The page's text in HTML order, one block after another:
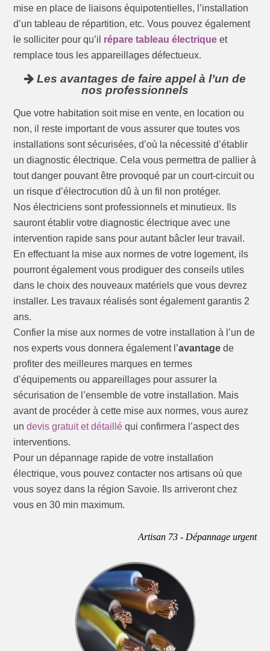
mise en place de liaisons équipotentielles, l’installation
d’un tableau de répartition, etc. Vous pouvez également
le solliciter pour qu’il répare tableau électrique et
remplace tous les appareillages défectueux.
Les avantages de faire appel à l’un de
nos professionnels
Que votre habitation soit mise en vente, en location ou
non, il reste important de vous assurer que toutes vos
installations sont sécurisées, d’où la nécessité d’établir
un diagnostic électrique. Cela vous permettra de pallier à
tout danger pouvant être provoqué par un court-circuit ou
un risque d’électrocution dû à un fil non protéger.
Nos électriciens sont professionnels et minutieux. Ils
sauront établir votre diagnostic électrique avec une
intervention rapide sans pour autant bâcler leur travail.
En effectuant la mise aux normes de votre logement, ils
pourront également vous prodiguer des conseils utiles
dans le choix des nouveaux matériels que vous devrez
installer. Les travaux réalisés sont également garantis 2
ans.
Confier la mise aux normes de votre installation à l’un de
nos experts vous donnera également l’avantage de
profiter des meilleures marques en termes
d’équipements ou appareillages pour assurer la
sécurisation de l’ensemble de votre installation. Mais
avant de procéder à cette mise aux normes, vous aurez
undevis gratuit et détaillé qui confirmera l’aspect des
interventions.
Pour un dépannage rapide de votre installation
électrique, vous pouvez contacter nos artisans où que
vous soyez dans la région Savoie. Ils arriveront chez
vous en 30 min maximum.
Artisan 73 - Dépannage urgent